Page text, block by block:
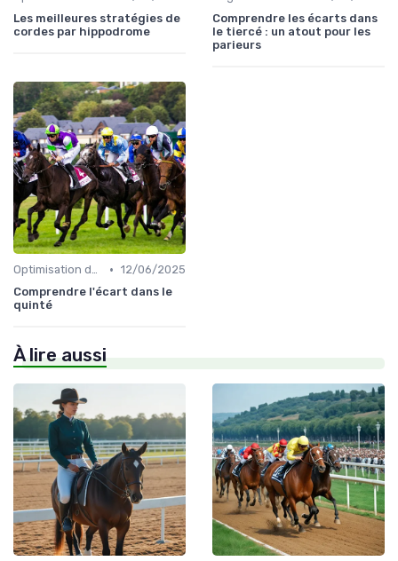
Les meilleures stratégies de
cordes par hippodrome
Comprendre les écarts dans
le tiercé : un atout pour les
parieurs
Optimisation des performances • 12/06/2025
Comprendre l'écart dans le
quinté
À lire aussi